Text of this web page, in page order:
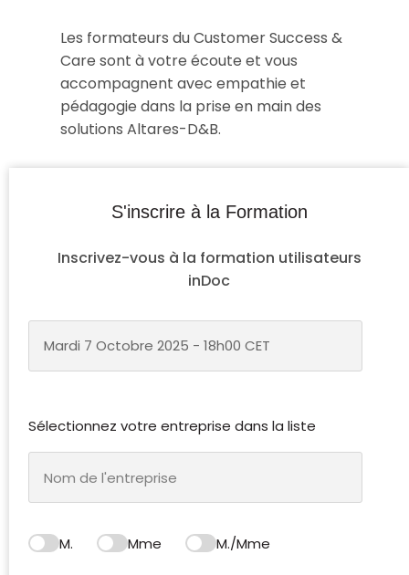
Les formateurs du Customer Success &
Care sont à votre écoute et vous
accompagnent avec empathie et
pédagogie dans la prise en main des
solutions Altares-D&B.
S'inscrire à la Formation
Inscrivez-vous à la formation utilisateurs
inDoc
Mardi 7 Octobre 2025 - 18h00 CET
Sélectionnez votre entreprise dans la liste
M. Mme M./Mme